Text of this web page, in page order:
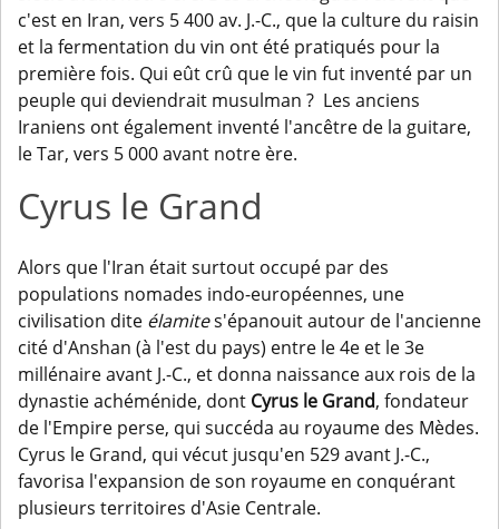
c'est en Iran, vers 5 400 av. J.-C., que la culture du raisin
et la fermentation du vin ont été pratiqués pour la
première fois. Qui eût crû que le vin fut inventé par un
peuple qui deviendrait musulman ? Les anciens
Iraniens ont également inventé l'ancêtre de la guitare,
le Tar, vers 5 000 avant notre ère.
Cyrus le Grand
Alors que l'Iran était surtout occupé par des
populations nomades indo-européennes, une
civilisation dite élamites'épanouit autour de l'ancienne
cité d'Anshan (à l'est du pays) entre le 4e et le 3e
millénaire avant J.-C., et donna naissance aux rois de la
dynastie achéménide, dont Cyrus le Grand, fondateur
de l'Empire perse, qui succéda au royaume des Mèdes.
Cyrus le Grand, qui vécut jusqu'en 529 avant J.-C.,
favorisa l'expansion de son royaume en conquérant
plusieurs territoires d'Asie Centrale.